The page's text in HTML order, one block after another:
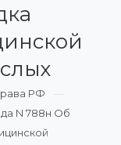
РФ
N 788н Об